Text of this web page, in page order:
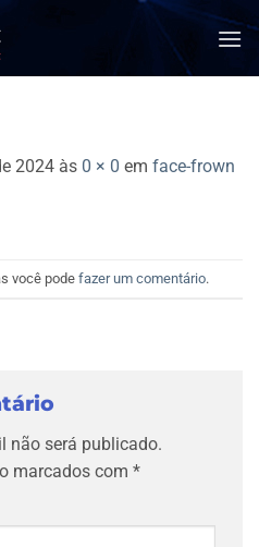
2024 às 0 × 0 em face-frown
você pode fazer um comentário.
não será publicado.
marcados com *